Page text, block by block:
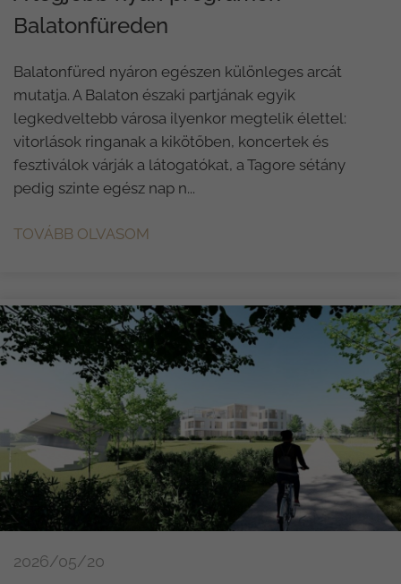
Balatonfüreden
Balatonfüred nyáron egészen különleges arcát
mutatja. A Balaton északi partjának egyik
legkedveltebb városa ilyenkor megtelik élettel:
vitorlások ringanak a kikötőben, koncertek és
fesztiválok várják a látogatókat, a Tagore sétány
pedig szinte egész nap n...
TOVÁBB OLVASOM
2026/05/20